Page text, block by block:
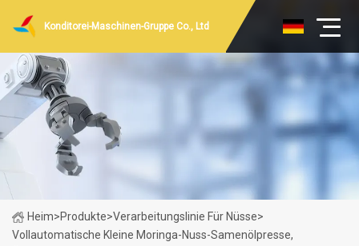
Konditorei-Maschinen-Gruppe Co., Ltd
Heim>Produkte>Verarbeitungslinie Für Nüsse>
Vollautomatische Kleine Moringa-Nuss-Samenölpresse,